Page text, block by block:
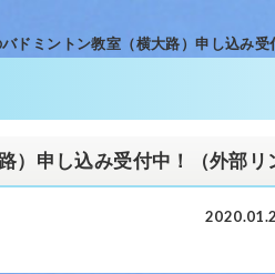
バドミントン教室（横大路）申し込み受
）申し込み受付中！（外部リ